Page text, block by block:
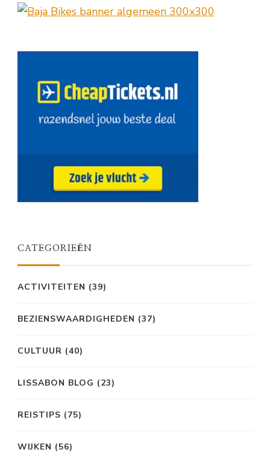
CATEGORIEËN
ACTIVITEITEN (39)
BEZIENSWAARDIGHEDEN (37)
CULTUUR (40)
LISSABON BLOG (23)
REISTIPS (75)
WIJKEN (56)